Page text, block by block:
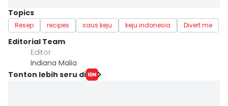
Topics
Resep recipes saus keju keju indonesia Divert me
Editorial Team
Editor
Indiana Malia
Tonton lebih seru di